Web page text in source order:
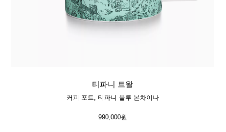
티파니 트왈
커피 포트, 티파니 블루 본차이나
990,000원